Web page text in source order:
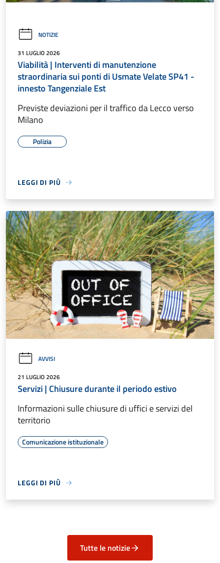
NOTIZIE
31 LUGLIO 2026
Viabilità | Interventi di manutenzione
straordinaria sui ponti di Usmate Velate SP41 -
innesto Tangenziale Est
Previste deviazioni per il traffico da Lecco verso
Milano
Polizia
LEGGI DI PIÙ
AVVISI
21 LUGLIO 2026
Servizi | Chiusure durante il periodo estivo
Informazioni sulle chiusure di uffici e servizi del
territorio
Comunicazione istituzionale
LEGGI DI PIÙ
Tutte le notizie